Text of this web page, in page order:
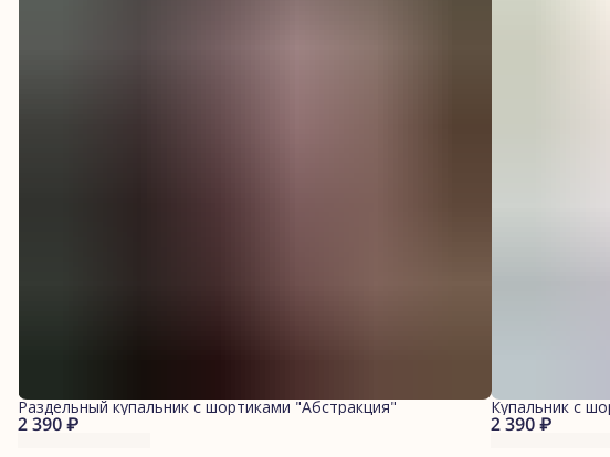
2 390 ₽
Раздельный купальник с шортиками "Абстракция"
2 390 ₽
Купальник с